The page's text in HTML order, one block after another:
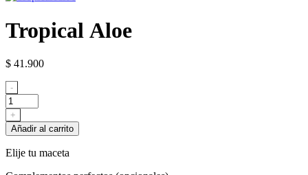
Tropical Aloe
$ 41.900
Tropical Aloe
cantidad
-
+
Añadir al carrito
Elije tu maceta